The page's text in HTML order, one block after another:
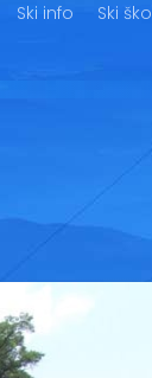
Ski info Ski